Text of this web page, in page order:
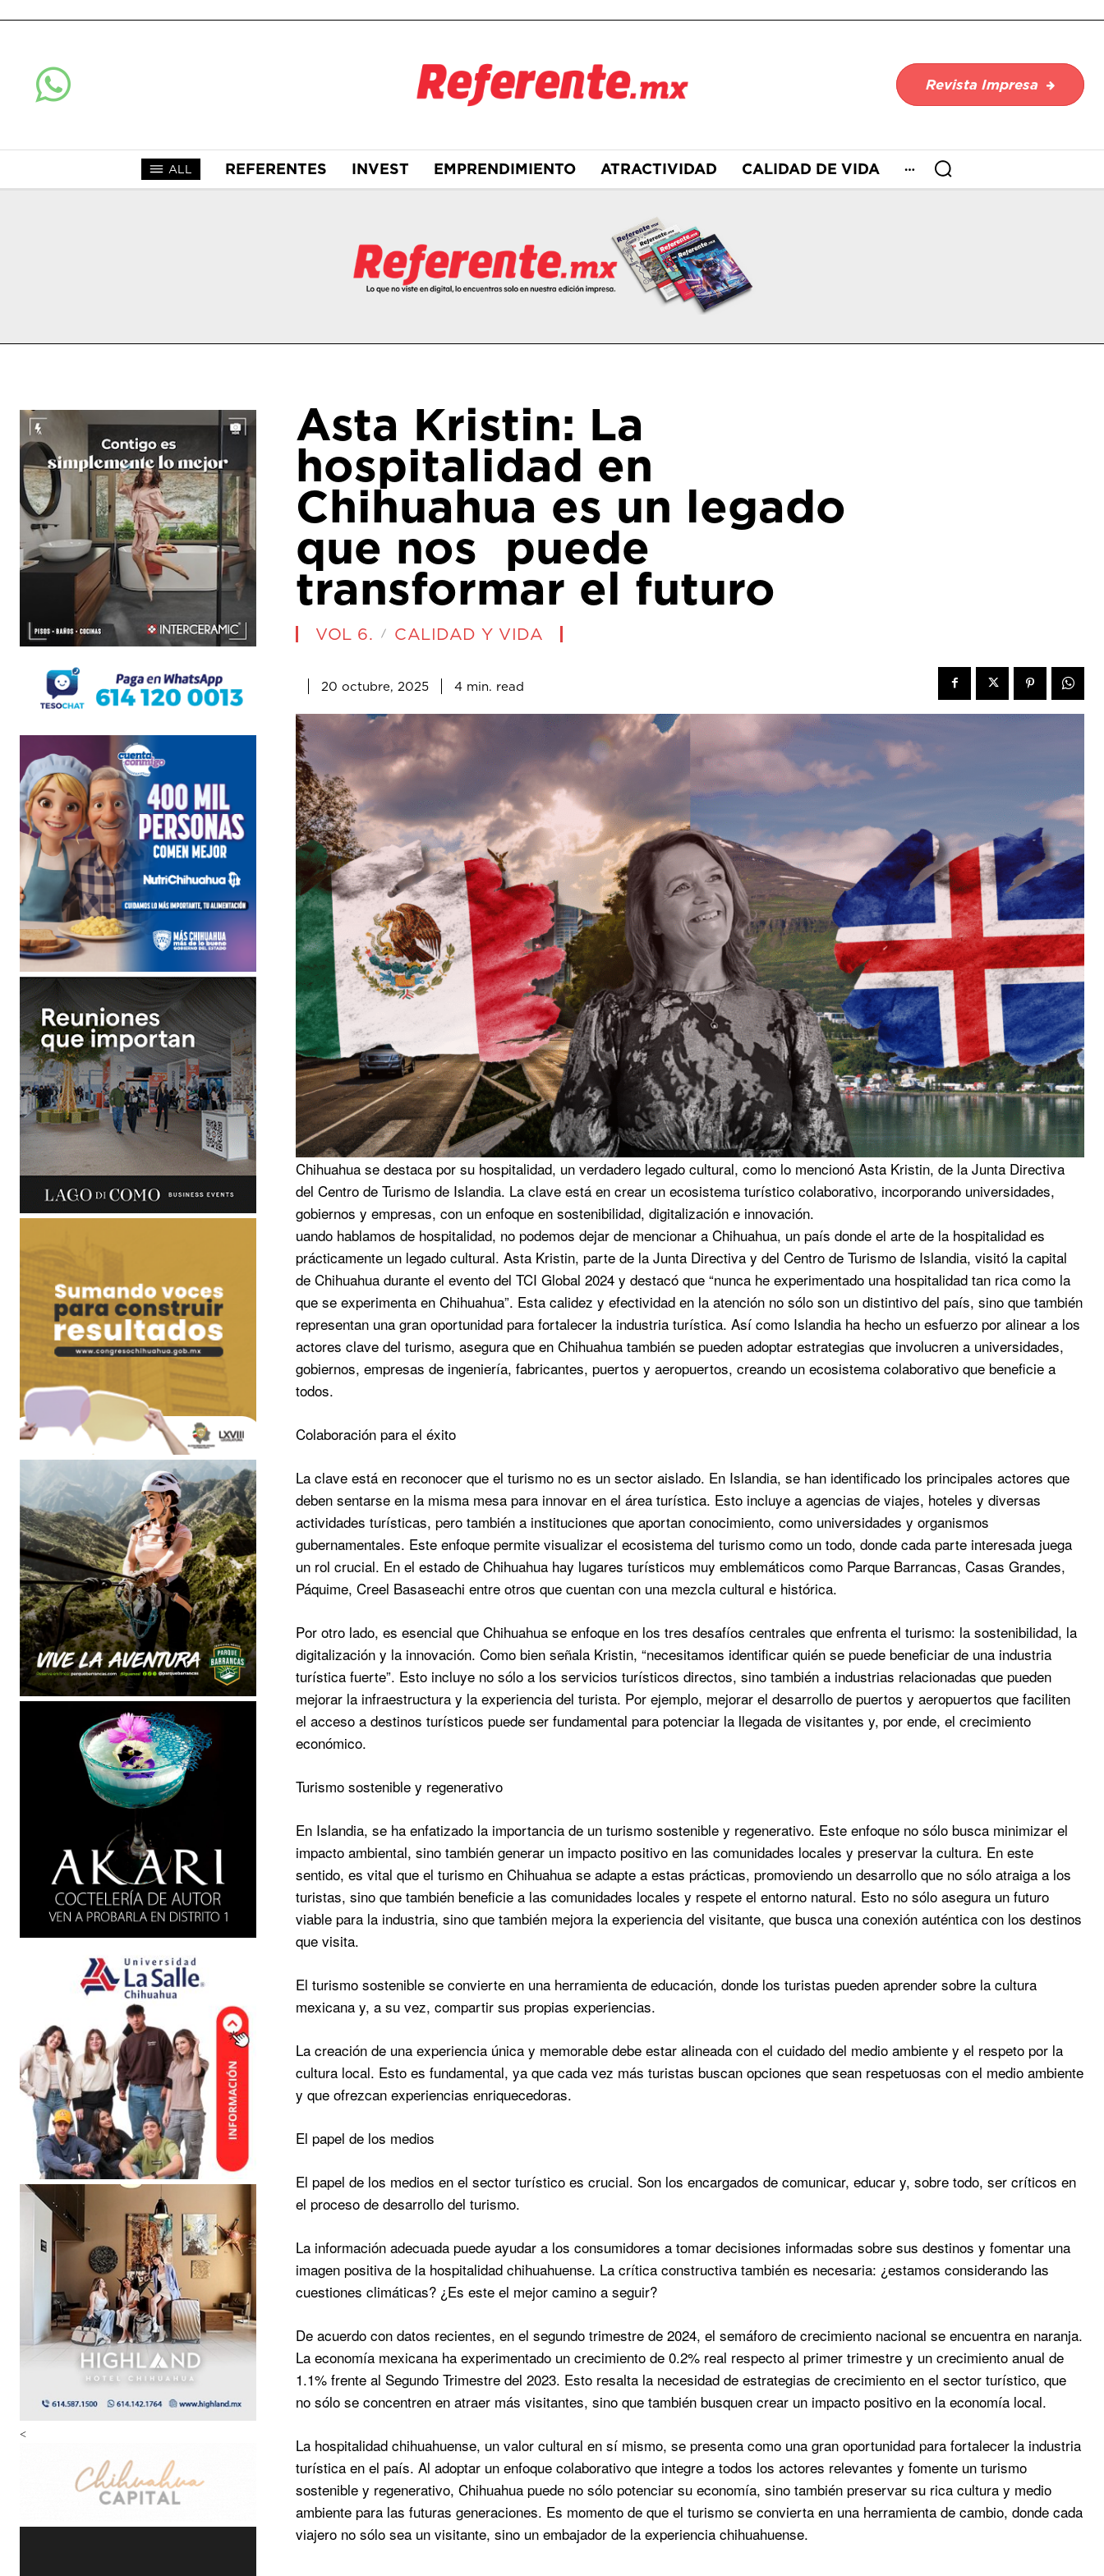
Revista Impresa
ALL REFERENTES INVEST EMPRENDIMIENTO ATRACTIVIDAD CALIDAD DE VIDA
<
Asta Kristin: La
hospitalidad en
Chihuahua es un legado
que nos puede
transformar el futuro
VOL 6. CALIDAD Y VIDA
20 octubre, 2025 4 min. read
Chihuahua se destaca por su hospitalidad, un verdadero legado cultural, como lo mencionó Asta Kristin, de la Junta Directiva
del Centro de Turismo de Islandia. La clave está en crear un ecosistema turístico colaborativo, incorporando universidades,
gobiernos y empresas, con un enfoque en sostenibilidad, digitalización e innovación.
uando hablamos de hospitalidad, no podemos dejar de mencionar a Chihuahua, un país donde el arte de la hospitalidad es
prácticamente un legado cultural. Asta Kristin, parte de la Junta Directiva y del Centro de Turismo de Islandia, visitó la capital
de Chihuahua durante el evento del TCI Global 2024 y destacó que “nunca he experimentado una hospitalidad tan rica como la
que se experimenta en Chihuahua”. Esta calidez y efectividad en la atención no sólo son un distintivo del país, sino que también
representan una gran oportunidad para fortalecer la industria turística. Así como Islandia ha hecho un esfuerzo por alinear a los
actores clave del turismo, asegura que en Chihuahua también se pueden adoptar estrategias que involucren a universidades,
gobiernos, empresas de ingeniería, fabricantes, puertos y aeropuertos, creando un ecosistema colaborativo que beneficie a
todos.
Colaboración para el éxito
La clave está en reconocer que el turismo no es un sector aislado. En Islandia, se han identificado los principales actores que
deben sentarse en la misma mesa para innovar en el área turística. Esto incluye a agencias de viajes, hoteles y diversas
actividades turísticas, pero también a instituciones que aportan conocimiento, como universidades y organismos
gubernamentales. Este enfoque permite visualizar el ecosistema del turismo como un todo, donde cada parte interesada juega
un rol crucial. En el estado de Chihuahua hay lugares turísticos muy emblemáticos como Parque Barrancas, Casas Grandes,
Páquime, Creel Basaseachi entre otros que cuentan con una mezcla cultural e histórica.
Por otro lado, es esencial que Chihuahua se enfoque en los tres desafíos centrales que enfrenta el turismo: la sostenibilidad, la
digitalización y la innovación. Como bien señala Kristin, “necesitamos identificar quién se puede beneficiar de una industria
turística fuerte”. Esto incluye no sólo a los servicios turísticos directos, sino también a industrias relacionadas que pueden
mejorar la infraestructura y la experiencia del turista. Por ejemplo, mejorar el desarrollo de puertos y aeropuertos que faciliten
el acceso a destinos turísticos puede ser fundamental para potenciar la llegada de visitantes y, por ende, el crecimiento
económico.
Turismo sostenible y regenerativo
En Islandia, se ha enfatizado la importancia de un turismo sostenible y regenerativo. Este enfoque no sólo busca minimizar el
impacto ambiental, sino también generar un impacto positivo en las comunidades locales y preservar la cultura. En este
sentido, es vital que el turismo en Chihuahua se adapte a estas prácticas, promoviendo un desarrollo que no sólo atraiga a los
turistas, sino que también beneficie a las comunidades locales y respete el entorno natural. Esto no sólo asegura un futuro
viable para la industria, sino que también mejora la experiencia del visitante, que busca una conexión auténtica con los destinos
que visita.
El turismo sostenible se convierte en una herramienta de educación, donde los turistas pueden aprender sobre la cultura
mexicana y, a su vez, compartir sus propias experiencias.
La creación de una experiencia única y memorable debe estar alineada con el cuidado del medio ambiente y el respeto por la
cultura local. Esto es fundamental, ya que cada vez más turistas buscan opciones que sean respetuosas con el medio ambiente
y que ofrezcan experiencias enriquecedoras.
El papel de los medios
El papel de los medios en el sector turístico es crucial. Son los encargados de comunicar, educar y, sobre todo, ser críticos en
el proceso de desarrollo del turismo.
La información adecuada puede ayudar a los consumidores a tomar decisiones informadas sobre sus destinos y fomentar una
imagen positiva de la hospitalidad chihuahuense. La crítica constructiva también es necesaria: ¿estamos considerando las
cuestiones climáticas? ¿Es este el mejor camino a seguir?
De acuerdo con datos recientes, en el segundo trimestre de 2024, el semáforo de crecimiento nacional se encuentra en naranja.
La economía mexicana ha experimentado un crecimiento de 0.2% real respecto al primer trimestre y un crecimiento anual de
1.1% frente al Segundo Trimestre del 2023. Esto resalta la necesidad de estrategias de crecimiento en el sector turístico, que
no sólo se concentren en atraer más visitantes, sino que también busquen crear un impacto positivo en la economía local.
La hospitalidad chihuahuense, un valor cultural en sí mismo, se presenta como una gran oportunidad para fortalecer la industria
turística en el país. Al adoptar un enfoque colaborativo que integre a todos los actores relevantes y fomente un turismo
sostenible y regenerativo, Chihuahua puede no sólo potenciar su economía, sino también preservar su rica cultura y medio
ambiente para las futuras generaciones. Es momento de que el turismo se convierta en una herramienta de cambio, donde cada
viajero no sólo sea un visitante, sino un embajador de la experiencia chihuahuense.